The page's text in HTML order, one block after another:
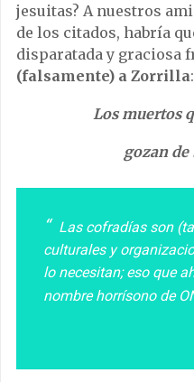
jesuitas? A nuestros
de los citados, habría
disparatada y graciosa
(falsamente) a Zorrilla:
Los muertos
gozan de
Las cofradías son
culturales y
lo necesitan; eso que
nombre horrísono de